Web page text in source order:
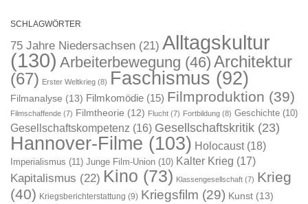
SCHLAGWÖRTER
75 Jahre Niedersachsen (21) Alltagskultur
(130) Arbeiterbewegung (46) Architektur
(67) Erster Weltkrieg (8) Faschismus (92)
Filmanalyse (13) Filmkomödie (15) Filmproduktion (39)
Filmschaffende (7) Filmtheorie (12) Flucht (7) Fortbildung (8) Geschichte (10)
Gesellschaftskompetenz (16) Gesellschaftskritik (23)
Hannover-Filme (103) Holocaust(18)
Imperialismus (11) Junge Film-Union (10) Kalter Krieg (17)
Kapitalismus (22) Kino (73) Klassengesellschaft (7) Krieg
(40) Kriegsberichterstattung (9) Kriegsfilm (29) Kunst (13)